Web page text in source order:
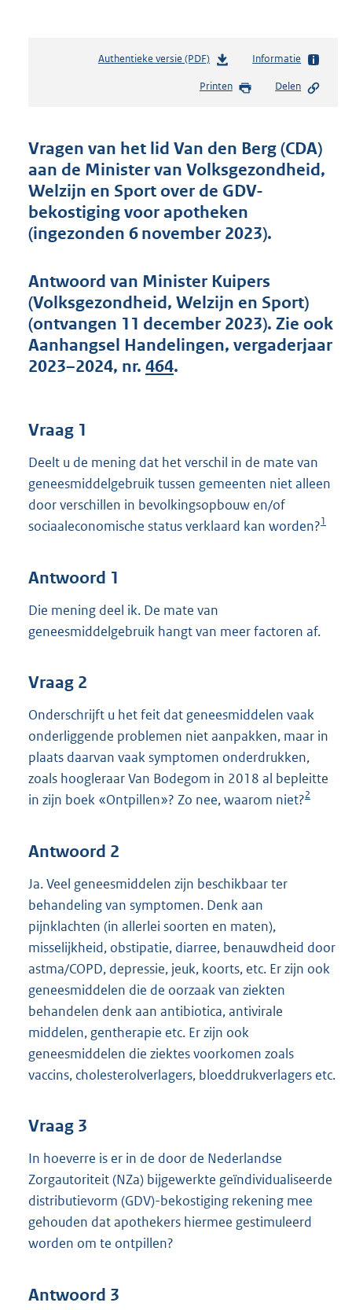
Authentieke versie (PDF)b
s
n
d
s
g
r
o
t
e
:
4
1
Informatie
Printen Delen
Vragen van het lid Van den Berg (CDA)
aan de Minister van Volksgezondheid,
Welzijn en Sport over de GDV-
bekostiging voor apotheken
(ingezonden 6 november 2023).
Antwoord van Minister Kuipers
(Volksgezondheid, Welzijn en Sport)
(ontvangen 11 december 2023). Zie ook
Aanhangsel Handelingen, vergaderjaar
2023–2024, nr. 464.
Vraag 1
Deelt u de mening dat het verschil in de mate van
geneesmiddelgebruik tussen gemeenten niet alleen
door verschillen in bevolkingsopbouw en/of
sociaaleconomische status verklaard kan worden?1
Antwoord 1
Die mening deel ik. De mate van
geneesmiddelgebruik hangt van meer factoren af.
Vraag 2
Onderschrijft u het feit dat geneesmiddelen vaak
onderliggende problemen niet aanpakken, maar in
plaats daarvan vaak symptomen onderdrukken,
zoals hoogleraar Van Bodegom in 2018 al bepleitte
in zijn boek «Ontpillen»? Zo nee, waarom niet?2
Antwoord 2
Ja. Veel geneesmiddelen zijn beschikbaar ter
behandeling van symptomen. Denk aan
pijnklachten (in allerlei soorten en maten),
misselijkheid, obstipatie, diarree, benauwdheid door
astma/COPD, depressie, jeuk, koorts, etc. Er zijn ook
geneesmiddelen die de oorzaak van ziekten
behandelen denk aan antibiotica, antivirale
middelen, gentherapie etc. Er zijn ook
geneesmiddelen die ziektes voorkomen zoals
vaccins, cholesterolverlagers, bloeddrukverlagers etc.
Vraag 3
In hoeverre is er in de door de Nederlandse
Zorgautoriteit (NZa) bijgewerkte geïndividualiseerde
distributievorm (GDV)-bekostiging rekening mee
gehouden dat apothekers hiermee gestimuleerd
worden om te ontpillen?
Antwoord 3